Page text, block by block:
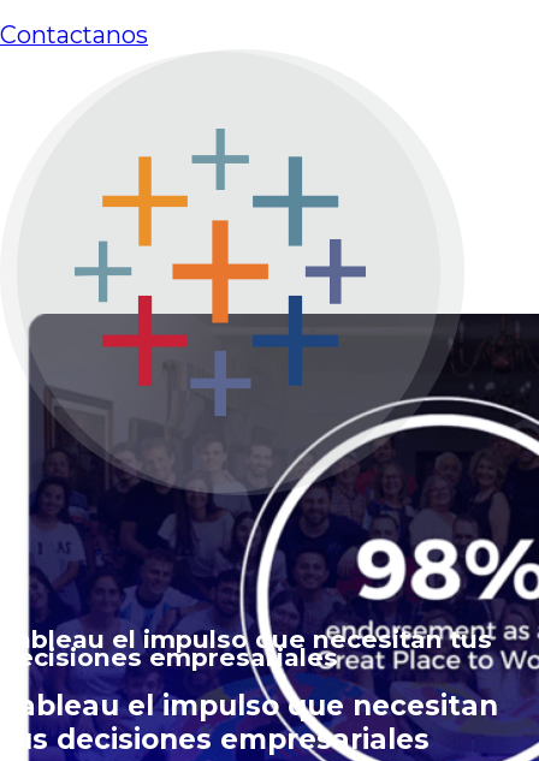
Contactanos
Tableau el impulso que necesitan tus
decisiones empresariales
Tableau el impulso que necesitan
tus decisiones empresariales